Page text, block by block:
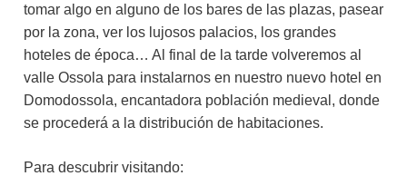
tomar algo en alguno de los bares de las plazas, pasear
por la zona, ver los lujosos palacios, los grandes
hoteles de época… Al final de la tarde volveremos al
valle Ossola para instalarnos en nuestro nuevo hotel en
Domodossola, encantadora población medieval, donde
se procederá a la distribución de habitaciones.
Para descubrir visitando: